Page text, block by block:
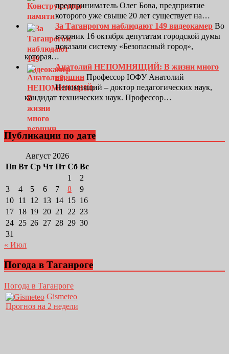
предприниматель Олег Бова, предприятие
которого уже свыше 20 лет существует на…
За Таганрогом наблюдают 149 видеокамер Во
вторник 16 октября депутатам городской думы
показали систему «Безопасный город»,
которая…
Анатолий НЕПОМНЯЩИЙ: В жизни много
вершин Профессор ЮФУ Анатолий
Непомнящий – доктор педагогических наук,
кандидат технических наук. Профессор…
Публикации по дате
Август 2026
Пн Вт Ср Чт Пт Сб Вс
1
2
3
4 5 6 7 8
9
10 11 12 13 14 15 16
17 18 19 20 21 22 23
24 25 26 27 28 29 30
31
« Июл
Погода в Таганроге
Погода в Таганроге
Gismeteo
Прогноз на 2 недели